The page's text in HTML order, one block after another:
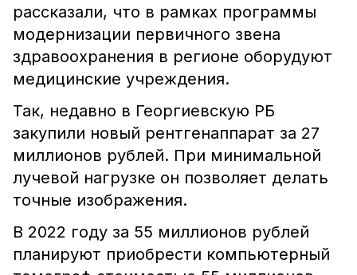
рассказали, что в рамках программы
модернизации первичного звена
здравоохранения в регионе оборудуют
медицинские учреждения.
Так, недавно в Георгиевскую РБ
закупили новый рентгенаппарат за 27
миллионов рублей. При минимальной
лучевой нагрузке он позволяет делать
точные изображения.
В 2022 году за 55 миллионов рублей
планируют приобрести компьютерный